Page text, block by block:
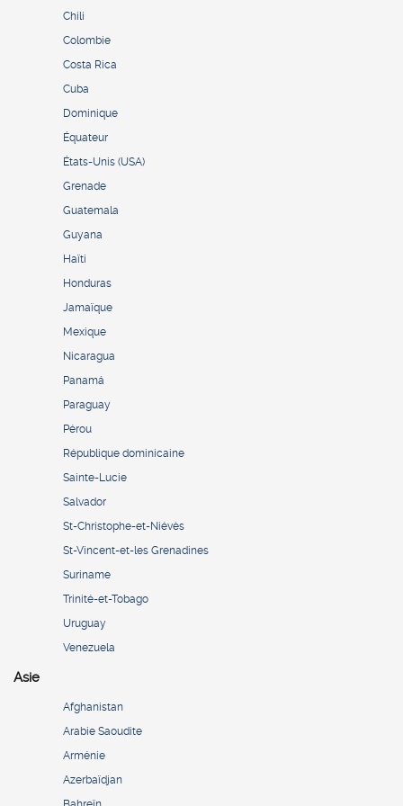
Chili
Colombie
Costa Rica
Cuba
Dominique
Équateur
États-Unis (USA)
Grenade
Guatemala
Guyana
Haïti
Honduras
Jamaïque
Mexique
Nicaragua
Panamá
Paraguay
Pérou
République dominicaine
Sainte-Lucie
Salvador
St-Christophe-et-Niévès
St-Vincent-et-les Grenadines
Suriname
Trinité-et-Tobago
Uruguay
Venezuela
Asie
Afghanistan
Arabie Saoudite
Arménie
Azerbaïdjan